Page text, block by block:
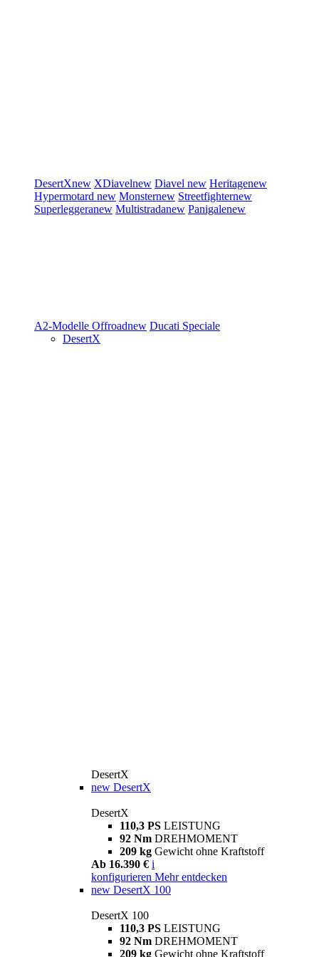
DesertXnew XDiavelnew Diavel new Heritagenew
Hypermotard new Monsternew Streetfighternew
Superleggeranew Multistradanew Panigalenew
A2-Modelle Offroadnew Ducati Speciale
DesertX
DesertX
new DesertX
DesertX
110,3 PS LEISTUNG
92 Nm DREHMOMENT
209 kg Gewicht ohne Kraftstoff
Ab 16.390 € i
konfigurieren Mehr entdecken
new DesertX 100
DesertX 100
110,3 PS LEISTUNG
92 Nm DREHMOMENT
209 kg Gewicht ohne Kraftstoff